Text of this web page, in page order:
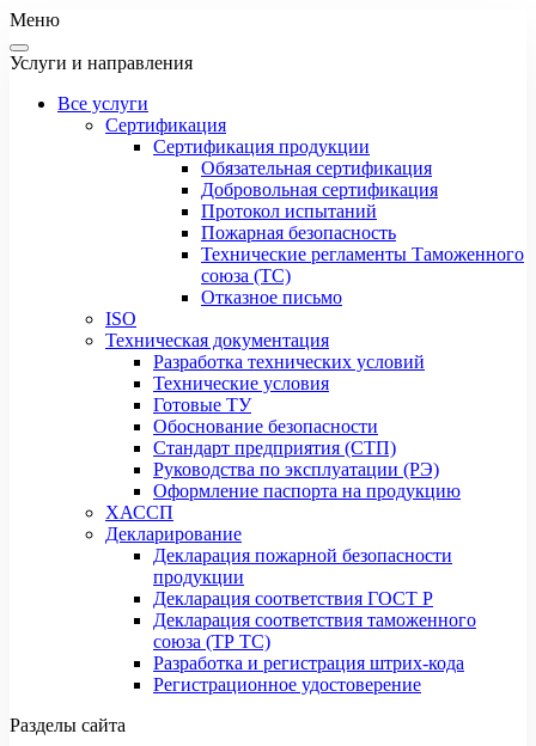
Меню
Услуги и направления
Все услуги
Сертификация
Сертификация продукции
Обязательная сертификация
Добровольная сертификация
Протокол испытаний
Пожарная безопасность
Технические регламенты Таможенного
союза (ТС)
Отказное письмо
ISO
Техническая документация
Разработка технических условий
Технические условия
Готовые ТУ
Обоснование безопасности
Стандарт предприятия (СТП)
Руководства по эксплуатации (РЭ)
Оформление паспорта на продукцию
ХАССП
Декларирование
Декларация пожарной безопасности
продукции
Декларация соответствия ГОСТ Р
Декларация соответствия таможенного
союза (ТР ТС)
Разработка и регистрация штрих-кода
Регистрационное удостоверение
Разделы сайта